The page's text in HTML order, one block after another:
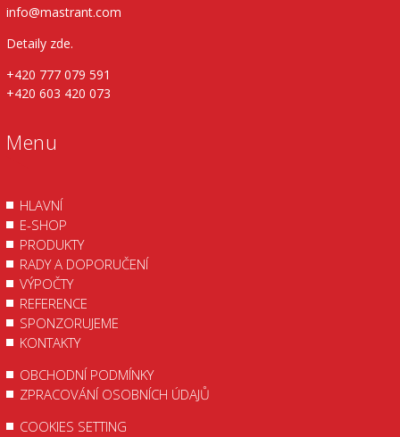
info@mastrant.com
Detaily zde.
+420 777 079 591
+420 603 420 073
Menu
HLAVNÍ
E-SHOP
PRODUKTY
RADY A DOPORUČENÍ
VÝPOČTY
REFERENCE
SPONZORUJEME
KONTAKTY
OBCHODNÍ PODMÍNKY
ZPRACOVÁNÍ OSOBNÍCH ÚDAJŮ
COOKIES SETTING